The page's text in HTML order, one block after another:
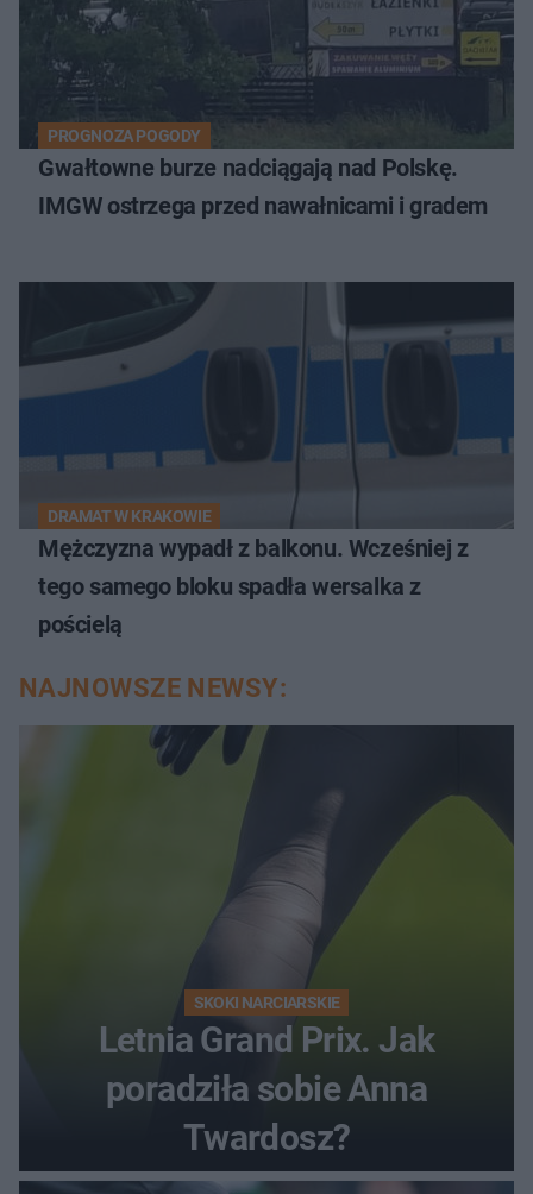
PROGNOZA POGODY
Gwałtowne burze nadciągają nad Polskę.
IMGW ostrzega przed nawałnicami i gradem
DRAMAT W KRAKOWIE
Mężczyzna wypadł z balkonu. Wcześniej z
tego samego bloku spadła wersalka z
pościelą
NAJNOWSZE NEWSY:
SKOKI NARCIARSKIE
Letnia Grand Prix. Jak
poradziła sobie Anna
Twardosz?